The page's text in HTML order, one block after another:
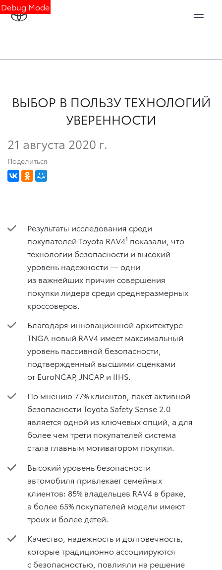
Debug Mode
ВЫБОР В ПОЛЬЗУ ТЕХНОЛОГИЙ
УВЕРЕННОСТИ
21 августа 2020 г.
Поделиться
Результаты исследования среди
покупателей Toyota RAV41 показали, что
технологии безопасности и высокий
уровень надежности — одни
из важнейших причин совершения
покупки лидера среди среднеразмерных
кроссоверов.
Благодаря инновационной архитектуре
TNGA новый RAV4 имеет максимальный
уровень пассивной безопасности,
подтвержденный высшими оценками
от EuroNCAP, JNCAP и IIHS.
По мнению 77% клиентов, пакет активной
безопасности Toyota Safety Sense 2.0
является одной из ключевых опций, а для
более чем трети покупателей система
стала главным мотиватором покупки.
Высокий уровень безопасности
автомобиля привлекает семейных
клиентов: 85% владельцев RAV4 в браке,
а более 65% покупателей модели имеют
троих и более детей.
Качество, надежность и долговечность,
которые традиционно ассоциируются
с безопасностью, повлияли на решение